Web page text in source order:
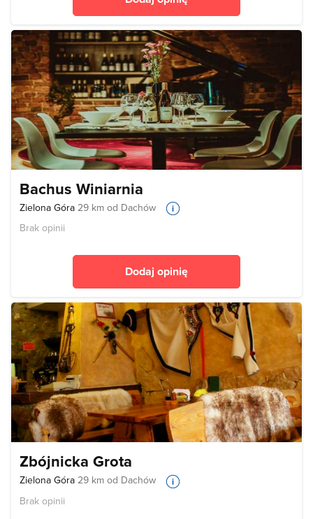
Bachus Winiarnia
Zielona Góra 29 km od Dachów
Brak opinii
Dodaj opinię
Zbójnicka Grota
Zielona Góra 29 km od Dachów
Brak opinii